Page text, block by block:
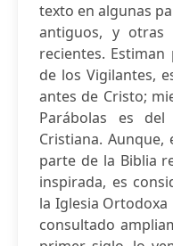
texto en algunas
antiguos, y otras
recientes.
de los Vigilantes,
antes de Cristo;
Parábolas es
Cristiana.
parte de la Biblia
inspirada, es
la Iglesia
consultado